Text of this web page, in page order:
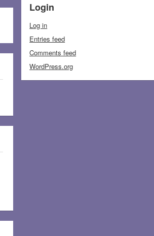
Login
Log in
Entries feed
Comments feed
WordPress.org